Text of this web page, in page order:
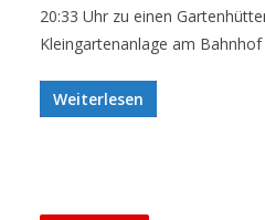
20:33 Uhr zu einen
Kleingartenanlage am
Weiterlesen